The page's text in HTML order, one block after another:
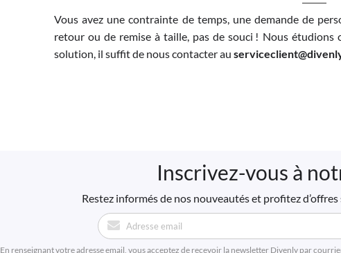
Vous avez une contrainte de temps, une demande de
retour ou de remise à taille, pas de souci ! Nous étudions
solution, il suffit de nous contacter au
Inscrivez-vous à
Restez informés de nos nouveautés et profitez
En renseignant votre adresse email, vous acceptez de reçevoir la newsletter Divenly par